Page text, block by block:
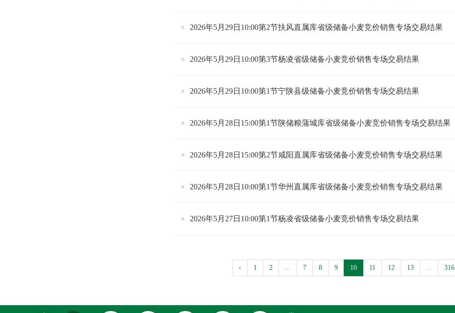
2026年5月29日10:00第2节扶风直属库省级储备小麦竞价销售专场交易结果
2026年5月29日10:00第3节杨凌省级储备小麦竞价销售专场交易结果
2026年5月29日10:00第1节宁陕县级储备小麦竞价销售专场交易结果
2026年5月28日15:00第1节陕储粮蒲城库省级储备小麦竞价销售专场交易结果
2026年5月28日15:00第2节咸阳直属库省级储备小麦竞价销售专场交易结果
2026年5月28日10:00第1节华州直属库省级储备小麦竞价销售专场交易结果
2026年5月27日10:00第1节杨凌省级储备小麦竞价销售专场交易结果
‹ 1 2 ... 7 8 9 10 11 12 13 ... 316